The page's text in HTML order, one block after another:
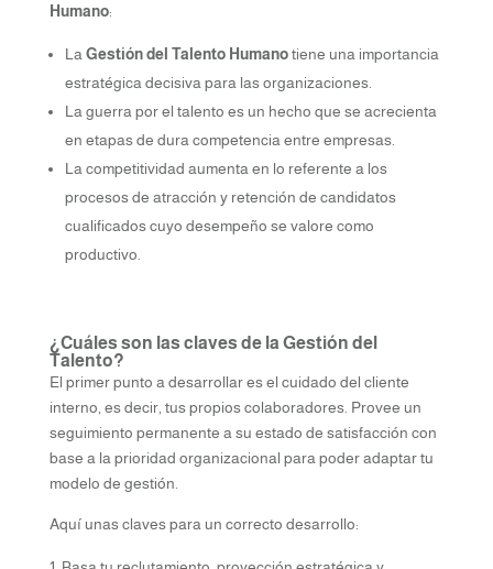
Humano:
La Gestión del Talento Humanotiene una importancia
estratégica decisiva para las organizaciones.
La guerra por el talento es un hecho que se acrecienta
en etapas de dura competencia entre empresas.
La competitividad aumenta en lo referente a los
procesos de atracción y retención de candidatos
cualificados cuyo desempeño se valore como
productivo.
¿Cuáles son las claves de la Gestión del
Talento?
El primer punto a desarrollar es el cuidado del cliente
interno, es decir, tus propios colaboradores. Provee un
seguimiento permanente a su estado de satisfacción con
base a la prioridad organizacional para poder adaptar tu
modelo de gestión.
Aquí unas claves para un correcto desarrollo: